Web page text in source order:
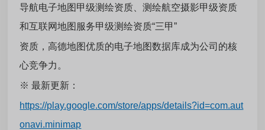
导航电子地图甲级测绘资质、测绘航空摄影甲级资质
和互联网地图服务甲级测绘资质“三甲”
资质，高德地图优质的电子地图数据库成为公司的核
心竞争力。
※最新更新：
https://play.google.com/store/apps/details?id=com.aut
onavi.minimap